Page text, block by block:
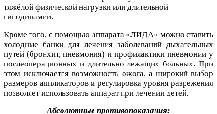
тяжёлой физической нагрузки или длительной
гиподинамии.
Кроме того, с помощью аппарата «ЛИДА» можно ставить
холодные банки для лечения заболеваний дыхательных
путей (бронхит, пневмония) и профилактики пневмонии у
послеоперационных и длительно лежащих больных. При
этом исключается возможность ожога, а широкий выбор
размеров аппликаторов и регулировка уровня разрежения
позволяет использовать аппарат при лечении детей.
Абсолютные противопоказания: